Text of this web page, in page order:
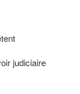
judiciaire